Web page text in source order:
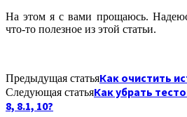
На этом я с вами прощаюсь.
что-то полезное из этой статьи.
Предыдущая статьяКак очистить
Следующая статьяКак убрать
8, 8.1, 10?